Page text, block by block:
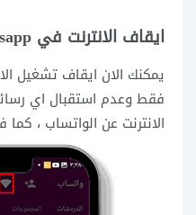
ايقاف الانترنت في obwhatsapp
يمكنك الان ايقاف تشغيل
فقط وعدم استقبال اي
الانترنت عن الواتساب ،